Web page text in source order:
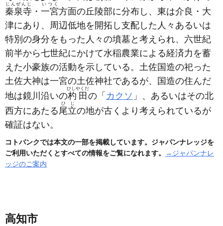
秦泉寺
じんぜんじ
・ 一宮
いつく
方面の丘陵部に分布し、東は介良・大
津にあり、周辺低地を開拓し支配した人々あるいは
特別の身分をもった人々の墳墓と考えられ、六世紀
前半から七世紀にかけて水稲農業による経済力を蓄
えた小豪族の活動を示している。土佐国造の祀った
土佐大神は一宮の土佐神社であるが、国造の住んだ
地は鏡川沿いの杓田
ひしやくだ
の「 カクソ 」、あるいはその北
西方にあたる尾立
ひじ
の地が古くより考えられているが
確証はない。
コトバンクでは本文の一部を掲載しています。ジャパンナレッジを
ご利用いただくとすべての情報をご覧になれます。
→ジャパンナレ
ッジのご案内
高知市